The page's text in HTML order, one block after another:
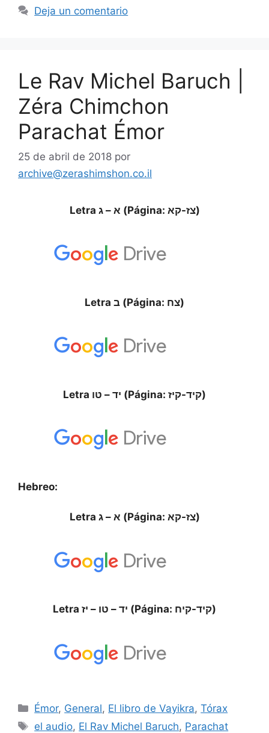
Deja un comentario
Le Rav Michel Baruch |
Zéra Chimchon
Parachat Émor
25 de abril de 2018 por
archive@zerashimshon.co.il
Letra א – ג (Página: צז-קא)
Letra ב (Página: צח)
Letra יד – טו (Página: קיד-קיז)
Hebreo:
Letra א – ג (Página: צז-קא)
Letra יד – טו – יז (Página: קיד-קיח)
Émor, General, El libro de Vayikra,Tórax
el audio, El Rav Michel Baruch, Parachat